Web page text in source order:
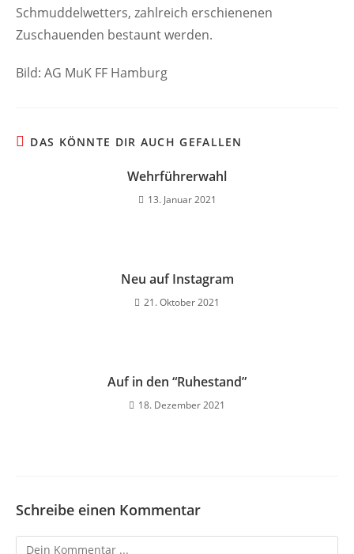
Schmuddelwetters, zahlreich erschienenen
Zuschauenden bestaunt werden.
Bild: AG MuK FF Hamburg
DAS KÖNNTE DIR AUCH GEFALLEN
Wehrführerwahl
13. Januar 2021
Neu auf Instagram
21. Oktober 2021
Auf in den “Ruhestand”
18. Dezember 2021
Schreibe einen Kommentar
Kommentieren